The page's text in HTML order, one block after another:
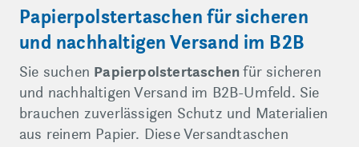
Papierpolstertaschen für sicheren
und nachhaltigen Versand im B2B
Sie suchen Papierpolstertaschenfür sicheren
und nachhaltigen Versand im B2B-Umfeld. Sie
brauchen zuverlässigen Schutz und Materialien
aus reinem Papier. Diese Versandtaschen